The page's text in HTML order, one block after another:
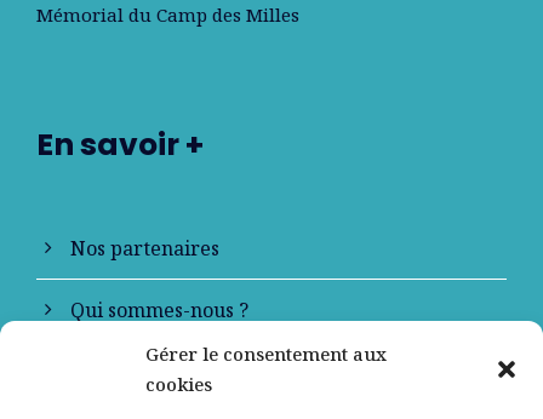
Gérer le consentement aux
cookies
Mémorial du Camp des Milles
En savoir +
Nos partenaires
Qui sommes-nous ?
Contactez-nous